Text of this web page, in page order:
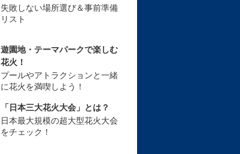
失敗しない場所選び＆事前準備
リスト
遊園地・テーマパークで楽しむ
花火！
プールやアトラクションと一緒
に花火を満喫しよう！
「日本三大花火大会」とは？
日本最大規模の超大型花火大会
をチェック！